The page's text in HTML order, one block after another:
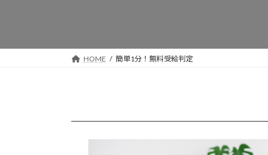
HOME 簡単1分！無料受給判定